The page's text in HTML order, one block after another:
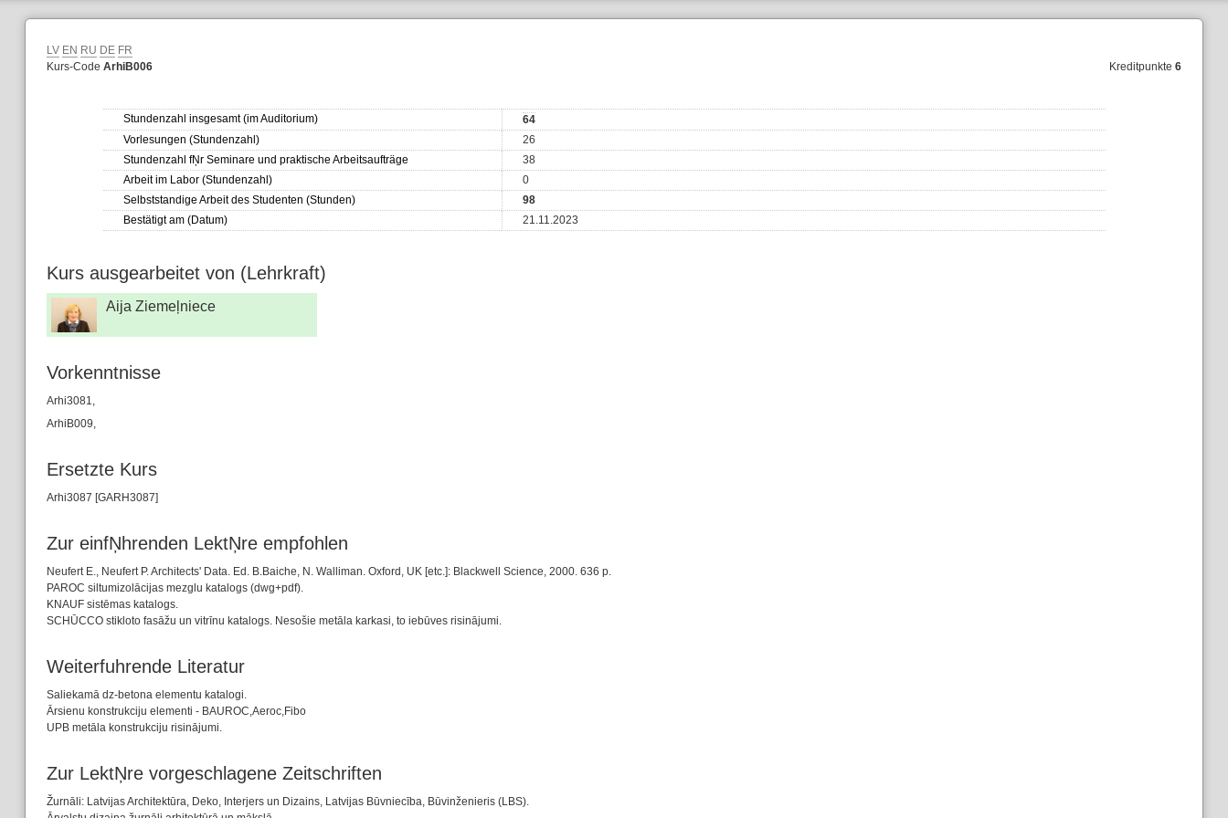
LV EN RU DE FR
Kurs-Code ArhiB006 Kreditpunkte6
Stundenzahl insgesamt (im Auditorium)
64
Vorlesungen (Stundenzahl)
26
Stundenzahl fŅr Seminare und praktische Arbeitsaufträge
38
Arbeit im Labor (Stundenzahl)
0
Selbststandige Arbeit des Studenten (Stunden)
98
Bestätigt am (Datum)
21.11.2023
Kurs ausgearbeitet von (Lehrkraft)
Aija Ziemeļniece
Vorkenntnisse
Arhi3081,
ArhiB009,
Ersetzte Kurs
Arhi3087 [GARH3087]
Zur einfŅhrenden LektŅre empfohlen
Neufert E., Neufert P. Architects' Data. Ed. B.Baiche, N. Walliman. Oxford, UK [etc.]: Blackwell Science, 2000. 636 p.
PAROC siltumizolācijas mezglu katalogs (dwg+pdf).
KNAUF sistēmas katalogs.
SCHŪCCO stikloto fasāžu un vitrīnu katalogs. Nesošie metāla karkasi, to iebūves risinājumi.
Weiterfuhrende Literatur
Saliekamā dz-betona elementu katalogi.
Ārsienu konstrukciju elementi - BAUROC,Aeroc,Fibo
UPB metāla konstrukciju risinājumi.
Zur LektŅre vorgeschlagene Zeitschriften
Žurnāli: Latvijas Architektūra, Deko, Interjers un Dizains, Latvijas Būvniecība, Būvinženieris (LBS).